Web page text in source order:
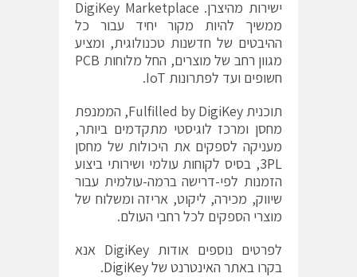
ממשיך להיות מקור יחיד עבור כל
ההיבטים של חדשנות טכנולוגית, ומציע
מגוון רחב של מוצרים, החל מלוחות PCB
חשופים ועד לפתרונות IoT.
תוכנית Fulfilled by DigiKey, הממנפת
מחסן ומרכז לוגיסטי מתקדמים ביותר,
מעניקה לספקים את היכולות של מחסן
3PL, בסיס לקוחות עולמי ושירותי ביצוע
הזמנות לפי-דרישה ברמה-עולמית עבור
שיווק, מכירה, ליקוט, אריזה ומשלוח של
מוצרי הספקים לכל רחבי העולם.
לפרטים נוספים אודות DigiKey‏ אנא
בקרו באתר האינטרנט של DigiKey‏.